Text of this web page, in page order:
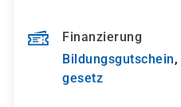
Finanzierung
Bildungsgutschein,
gesetz